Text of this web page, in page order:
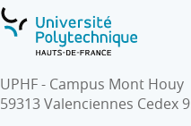
UPHF - Campus Mont Houy
59313 Valenciennes Cedex 9